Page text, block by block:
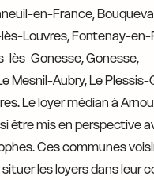
en-France,
Louvres, Fontenay-en-
lès-Gonesse, Gonesse,
Mesnil-Aubry, Le
Le loyer médian à
être mis en perspective
Ces communes
les loyers dans leur